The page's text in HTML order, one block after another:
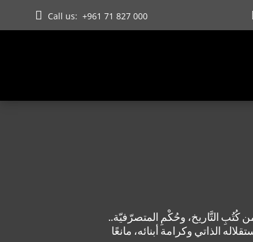
 Call us: +961 71 827 000
كُتُبِ التَّاريخ، وحُكْمِ المتصرّفيّة..
الذاتي وكرامة أبنائه، مانعًا